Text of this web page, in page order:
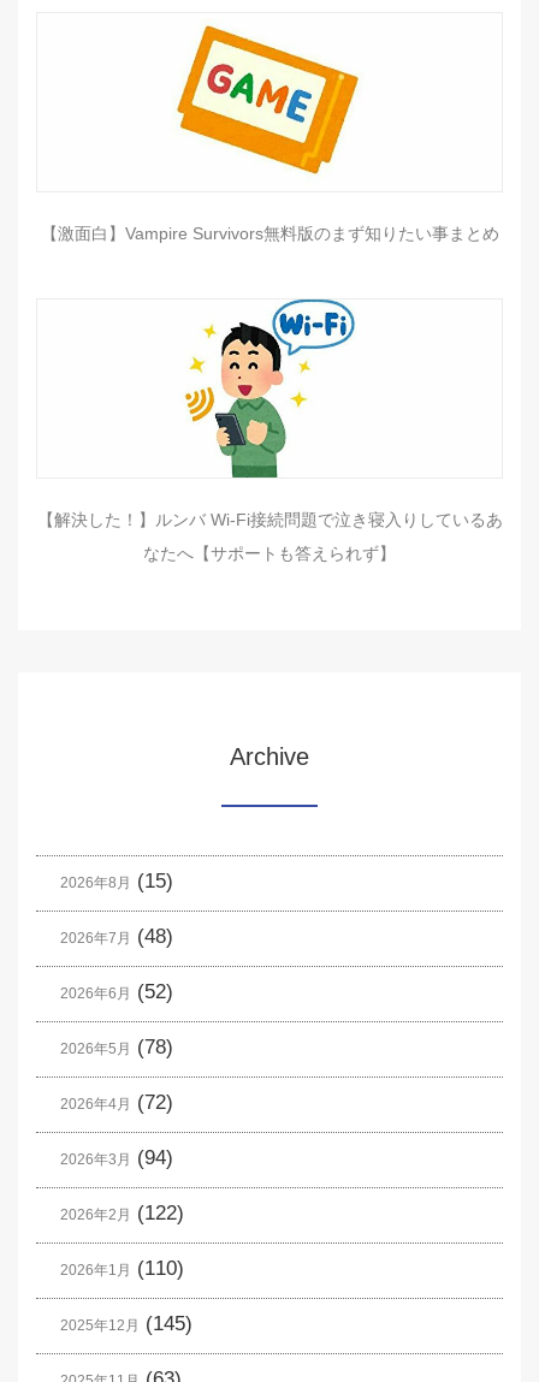
【激面白】Vampire Survivors無料版のまず知りたい事まとめ
【解決した！】ルンバ Wi-Fi接続問題で泣き寝入りしているあ
なたへ【サポートも答えられず】
Archive
2026年8月 (15)
2026年7月 (48)
2026年6月 (52)
2026年5月 (78)
2026年4月 (72)
2026年3月 (94)
2026年2月 (122)
2026年1月 (110)
2025年12月 (145)